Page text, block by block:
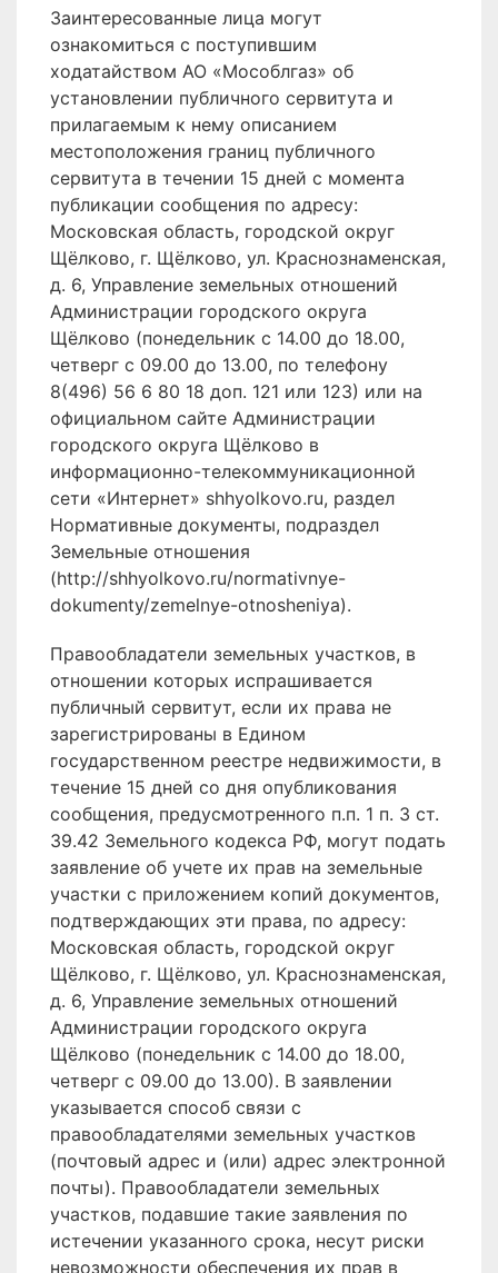
Заинтересованные лица могут
ознакомиться с поступившим
ходатайством АО «Мособлгаз» об
установлении публичного сервитута и
прилагаемым к нему описанием
местоположения границ публичного
сервитута в течении 15 дней с момента
публикации сообщения по адресу:
Московская область, городской округ
Щёлково, г. Щёлково, ул. Краснознаменская,
д. 6, Управление земельных отношений
Администрации городского округа
Щёлково (понедельник с 14.00 до 18.00,
четверг с 09.00 до 13.00, по телефону
8(496) 56 6 80 18 доп. 121 или 123) или на
официальном сайте Администрации
городского округа Щёлково в
информационно-телекоммуникационной
сети «Интернет» shhyolkovo.ru, раздел
Нормативные документы, подраздел
Земельные отношения
(http://shhyolkovo.ru/normativnye-
dokumenty/zemelnye-otnosheniya).
Правообладатели земельных участков, в
отношении которых испрашивается
публичный сервитут, если их права не
зарегистрированы в Едином
государственном реестре недвижимости, в
течение 15 дней со дня опубликования
сообщения, предусмотренного п.п. 1 п. 3 ст.
39.42 Земельного кодекса РФ, могут подать
заявление об учете их прав на земельные
участки с приложением копий документов,
подтверждающих эти права, по адресу:
Московская область, городской округ
Щёлково, г. Щёлково, ул. Краснознаменская,
д. 6, Управление земельных отношений
Администрации городского округа
Щёлково (понедельник с 14.00 до 18.00,
четверг с 09.00 до 13.00). В заявлении
указывается способ связи с
правообладателями земельных участков
(почтовый адрес и (или) адрес электронной
почты). Правообладатели земельных
участков, подавшие такие заявления по
истечении указанного срока, несут риски
невозможности обеспечения их прав в